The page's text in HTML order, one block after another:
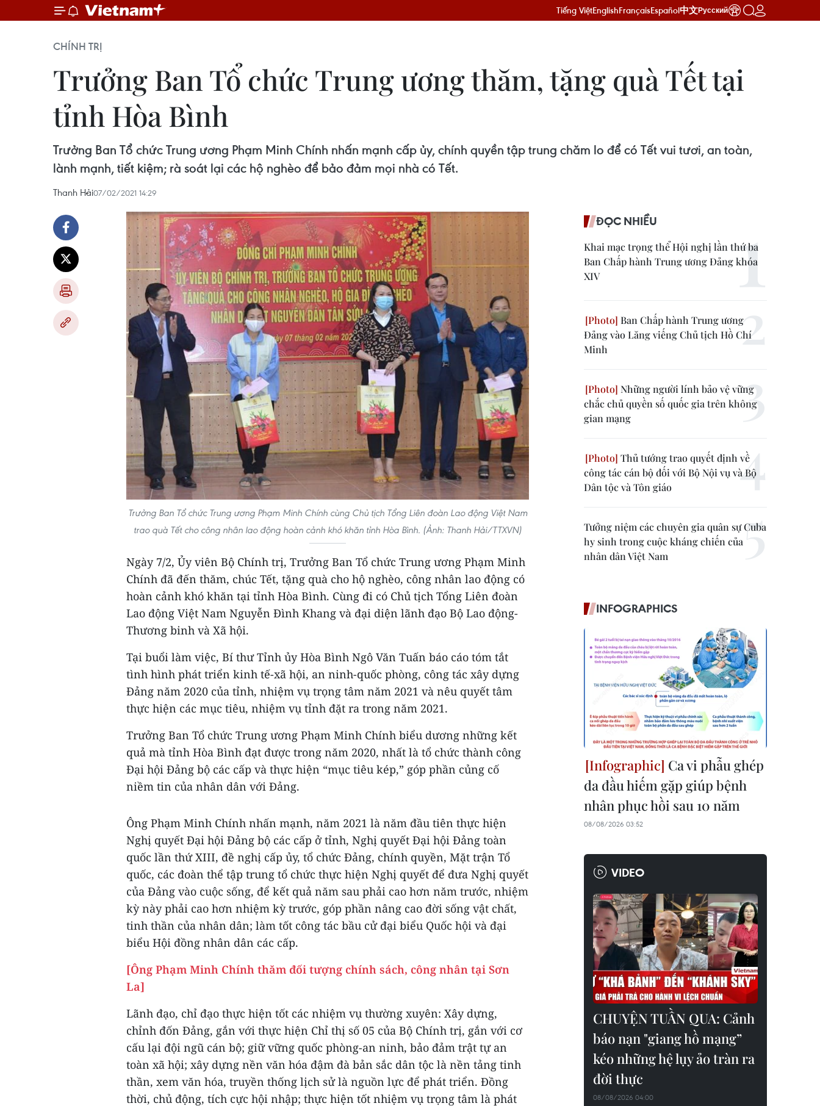
Tiếng ViệtEnglishFrançaisEspañol中文Русский
CHÍNH TRỊ
Trưởng Ban Tổ chức Trung ương thăm, tặng quà Tết tại
tỉnh Hòa Bình
Trưởng Ban Tổ chức Trung ương Phạm Minh Chính nhấn mạnh cấp ủy, chính quyền tập trung chăm lo để có Tết vui tươi, an toàn,
lành mạnh, tiết kiệm; rà soát lại các hộ nghèo để bảo đảm mọi nhà có Tết.
Thanh Hải07/02/2021 14:29
Trưởng Ban Tổ chức Trung ương Phạm Minh Chính cùng Chủ tịch Tổng Liên đoàn Lao động Việt Nam
trao quà Tết cho công nhân lao động hoàn cảnh khó khăn tỉnh Hòa Bình. (Ảnh: Thanh Hải/TTXVN)
Ngày 7/2, Ủy viên Bộ Chính trị, Trưởng Ban Tổ chức Trung ương Phạm Minh
Chính đã đến thăm, chúc Tết, tặng quà cho hộ nghèo, công nhân lao động có
hoàn cảnh khó khăn tại tỉnh Hòa Bình. Cùng đi có Chủ tịch Tổng Liên đoàn
Lao động Việt Nam Nguyễn Đình Khang và đại diện lãnh đạo Bộ Lao động-
Thương binh và Xã hội.
Tại buổi làm việc, Bí thư Tỉnh ủy Hòa Bình Ngô Văn Tuấn báo cáo tóm tắt
tình hình phát triển kinh tế-xã hội, an ninh-quốc phòng, công tác xây dựng
Đảng năm 2020 của tỉnh, nhiệm vụ trọng tâm năm 2021 và nêu quyết tâm
thực hiện các mục tiêu, nhiệm vụ tỉnh đặt ra trong năm 2021.
Trưởng Ban Tổ chức Trung ương Phạm Minh Chính biểu dương những kết
quả mà tỉnh Hòa Bình đạt được trong năm 2020, nhất là tổ chức thành công
Đại hội Đảng bộ các cấp và thực hiện “mục tiêu kép,” góp phần củng cố
niềm tin của nhân dân với Đảng.
Ông Phạm Minh Chính nhấn mạnh, năm 2021 là năm đầu tiên thực hiện
Nghị quyết Đại hội Đảng bộ các cấp ở tỉnh, Nghị quyết Đại hội Đảng toàn
quốc lần thứ XIII, đề nghị cấp ủy, tổ chức Đảng, chính quyền, Mặt trận Tổ
quốc, các đoàn thể tập trung tổ chức thực hiện Nghị quyết để đưa Nghị quyết
của Đảng vào cuộc sống, để kết quả năm sau phải cao hơn năm trước, nhiệm
kỳ này phải cao hơn nhiệm kỳ trước, góp phần nâng cao đời sống vật chất,
tinh thần của nhân dân; làm tốt công tác bầu cử đại biểu Quốc hội và đại
biểu Hội đồng nhân dân các cấp.
[Ông Phạm Minh Chính thăm đối tượng chính sách, công nhân tại Sơn
La]
Lãnh đạo, chỉ đạo thực hiện tốt các nhiệm vụ thường xuyên: Xây dựng,
chỉnh đốn Đảng, gắn với thực hiện Chỉ thị số 05 của Bộ Chính trị, gắn với cơ
cấu lại đội ngũ cán bộ; giữ vững quốc phòng-an ninh, bảo đảm trật tự an
toàn xã hội; xây dựng nền văn hóa đậm đà bản sắc dân tộc là nền tảng tinh
thần, xem văn hóa, truyền thống lịch sử là nguồn lực để phát triển. Đồng
thời, chủ động, tích cực hội nhập; thực hiện tốt nhiệm vụ trọng tâm là phát
ĐỌC NHIỀU
Khai mạc trọng thể Hội nghị lần thứ ba
Ban Chấp hành Trung ương Đảng khóa
XIV
Ban Chấp hành Trung ương
Đảng vào Lăng viếng Chủ tịch Hồ Chí
Minh
Những người lính bảo vệ vững
chắc chủ quyền số quốc gia trên không
gian mạng
Thủ tướng trao quyết định về
công tác cán bộ đối với Bộ Nội vụ và Bộ
Dân tộc và Tôn giáo
Tưởng niệm các chuyên gia quân sự Cuba
hy sinh trong cuộc kháng chiến của
nhân dân Việt Nam
INFOGRAPHICS
Ca vi phẫu ghép
da đầu hiếm gặp giúp bệnh
nhân phục hồi sau 10 năm
08/08/2026 03:52
VIDEO
CHUYỆN TUẦN QUA: Cảnh
báo nạn "giang hồ mạng”
kéo những hệ lụy ảo tràn ra
đời thực
08/08/2026 04:00